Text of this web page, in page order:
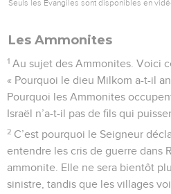
Seuls les Évangiles sont disponibles en
Les Ammonites
1 Au sujet des Ammonites. Voici
« Pourquoi le dieu Milkom a-t-il
Pourquoi les Ammonites
Israël n’a-t-il pas de fils qui
2 C’est pourquoi le Seigneur
entendre les cris de guerre dans
ammonite. Elle ne sera bientôt
sinistre, tandis que les villages